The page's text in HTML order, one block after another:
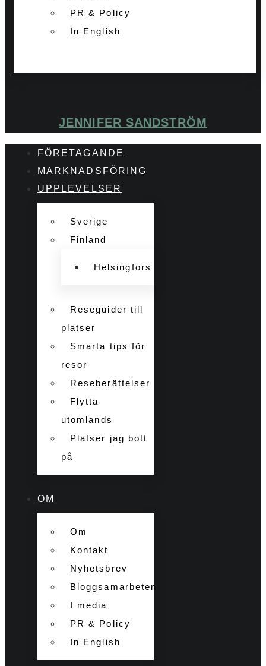
PR & Policy
In English
JENNIFER SANDSTRÖM
FÖRETAGANDE
MARKNADSFÖRING
UPPLEVELSER
Sverige
Finland
Helsingfors
Reseguider till
platser
Smarta tips för
resor
Reseberättelser
Flytta
utomlands
Platser jag bott
på
OM
Om
Kontakt
Nyhetsbrev
Bloggsamarbeten
I media
PR & Policy
In English